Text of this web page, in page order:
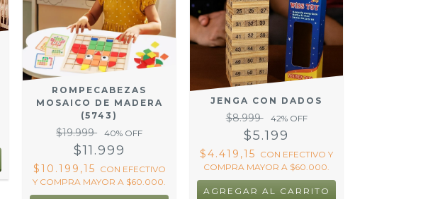
ROMPECABEZAS
MOSAICO DE MADERA
(5743)
$19.999 40% OFF
$11.999
$10.199,15 CON EFECTIVO
Y COMPRA MAYOR A $60.000.
JENGA CON DADOS
$8.999 42% OFF
$5.199
$4.419,15 CON EFECTIVO Y
COMPRA MAYOR A $60.000.